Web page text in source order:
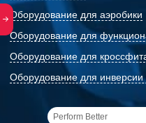
Оборудование для аэробики
Оборудование для
Оборудование для
Оборудование для инверсии
Perform Better